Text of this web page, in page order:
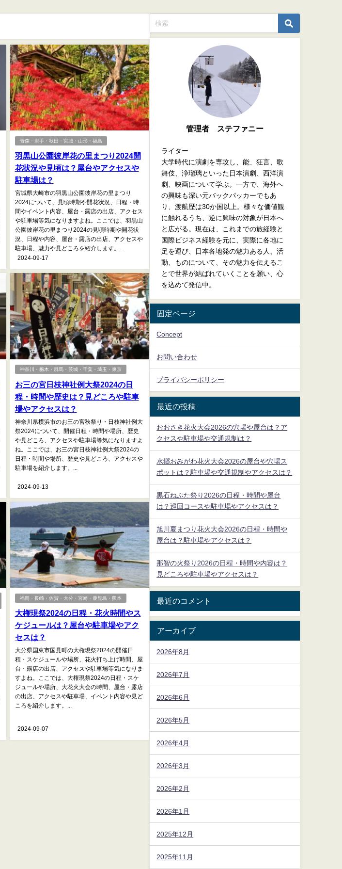
青森・岩手・秋田・宮城・山形・福島
羽黒山公園彼岸花の里まつり2024開
花状況や見頃は？屋台やアクセスや
駐車場は？
宮城県大崎市の羽黒山公園彼岸花の里まつり
2024について、見頃時期や開花状況、日程・時
間やイベント内容、屋台・露店の出店、アクセス
や駐車場等気になりますよね。ここでは、羽黒山
公園彼岸花の里まつり2024の見頃時期や開花状
況、日程や内容、屋台・露店の出店、アクセスや
駐車場、魅力や見どころを紹介します。...
2024-09-17
神奈川・栃木・群馬・茨城・千葉・埼玉・東京
お三の宮日枝神社例大祭2024の日
程・時間や歴史は？見どころや駐車
場やアクセスは？
神奈川県横浜市のお三の宮秋祭り・日枝神社例大
祭2024について、開催日程・時間や場所、歴史
や見どころ、アクセスや駐車場等気になりますよ
ね。ここでは、お三の宮日枝神社例大祭2024の
日程・時間や場所、歴史や見どころ、アクセスや
駐車場を紹介します。...
2024-09-13
福岡・長崎・佐賀・大分・宮崎・鹿児島・熊本
大権現祭2024の日程・花火時間やス
ケジュールは？屋台や駐車場やアク
セスは？
大分県国東市国見町の大権現祭2024の開催日
程・スケジュールや場所、花火打ち上げ時間、屋
台・露店の出店、アクセスや駐車場等気になりま
すよね。ここでは、大権現祭2024の日程・スケ
ジュールや場所、大花火大会の時間、屋台・露店
の出店、アクセスや駐車場、イベント内容や見ど
ころを紹介します。...
2024-09-07
管理者 ステファニー
ライター
大学時代に演劇を専攻し、能、狂言、歌
舞伎、浄瑠璃といった日本演劇、西洋演
劇、映画について学ぶ。一方で、海外へ
の興味も深い元バックパッカーでもあ
り、渡航歴は30か国以上。様々な価値観
に触れるうち、逆に興味の対象が日本へ
と広がる。現在は、これまでの旅経験と
国際ビジネス経験を元に、実際に各地に
足を運び、日本各地発の魅力ある人、活
動、ものについて、その魅力を伝えるこ
とで世界が結ばれていくことを願い、心
を込めて発信中。
固定ページ
Concept
お問い合わせ
プライバシーポリシー
最近の投稿
おおさき花火大会2026の穴場や屋台は？ア
クセスや駐車場や交通規制は？
水郷おみがわ花火大会2026の屋台や穴場ス
ポットは？駐車場や交通規制やアクセスは？
黒石ねぷた祭り2026の日程・時間や屋台
は？巡回コースや駐車場やアクセスは？
旭川夏まつり花火大会2026の日程・時間や
屋台は？駐車場やアクセスは？
那智の火祭り2026の日程・時間や内容は？
見どころや駐車場やアクセスは？
最近のコメント
アーカイブ
2026年8月
2026年7月
2026年6月
2026年5月
2026年4月
2026年3月
2026年2月
2026年1月
2025年12月
2025年11月